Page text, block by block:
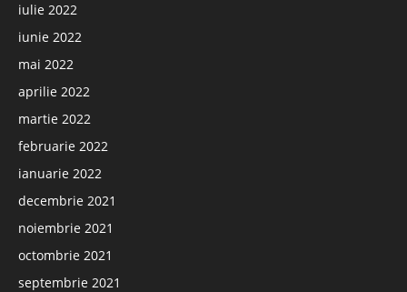
iulie 2022
iunie 2022
mai 2022
aprilie 2022
martie 2022
februarie 2022
ianuarie 2022
decembrie 2021
noiembrie 2021
octombrie 2021
septembrie 2021